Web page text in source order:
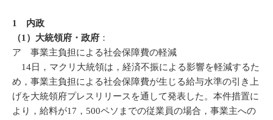
1 内政
（1）大統領府・政府 ：
ア 事業主負担による社会保障費の軽減
14日，マクリ大統領は，経済不振による影響を軽減するた
め，事業主負担による社会保障費が生じる給与水準の引き上
げを大統領府プレスリリースを通して発表した。本件措置に
より，給料が17，500ペソまでの従業員の場合，事業主への